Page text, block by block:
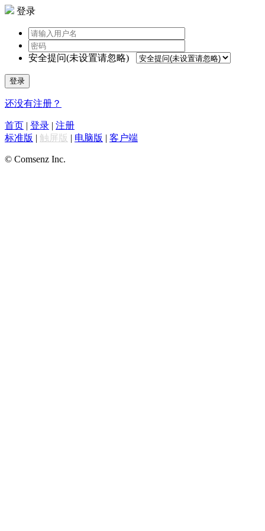
登录
安全提问(未设置请忽略)
登录
还没有注册？
首页 | 登录 | 注册
标准版 | 触屏版 | 电脑版 | 客户端
© Comsenz Inc.